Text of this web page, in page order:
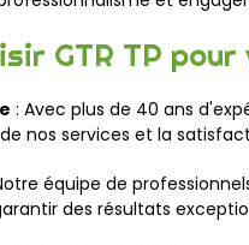
GTR TP
: Avec plus de 40 ans
nos services et la
équipe de
des résultats